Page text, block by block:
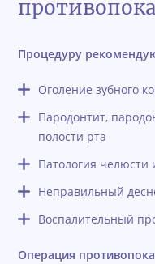
Процедуру
Оголение зубного
Пародонтит,
полости рта
Патология
Неправильный
Воспалительный
Операция